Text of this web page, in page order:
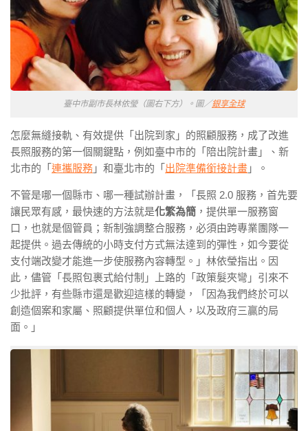
臺中市副市長林依瑩（圖右下方）。圖／銀享全球
怎麼無縫接軌、有效提供「出院到家」的照顧服務，成了改進
長照服務的第一個關鍵點，例如臺中市的「陪出院計畫」、新
北市的「 連攜服務 」和臺北市的「 出院準備銜接計畫 」。
不管是哪一個縣市、哪一種試辦計畫，「長照 2.0 服務，首先要
讓民眾有感，最快速的方法就是化繁為簡 ，提供單一服務窗
口，也就是個管員；新制強調整合服務，必須由跨專業團隊一
起提供。過去傳統的小時支付方式無法達到的彈性，如今要從
支付端改變才能進一步使服務內容轉型。」林依瑩指出。因
此，儘管「長照包裹式給付制」上路的「政策髮夾彎」引來不
少批評，有些縣市還是歡迎這樣的轉變，「因為我們終於可以
創造個案和家屬、照顧提供單位和個人，以及政府三贏的局
面。」